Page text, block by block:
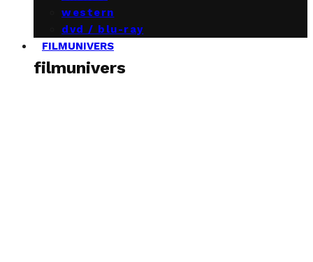
western
dvd / blu-ray
FILMUNIVERS
filmunivers